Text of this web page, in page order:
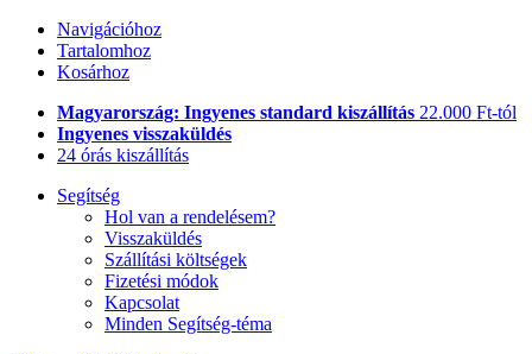
Navigációhoz
Tartalomhoz
Kosárhoz
Magyarország: Ingyenes standard kiszállítás 22.000 Ft-tól
Ingyenes visszaküldés
24 órás kiszállítás
Segítség
Hol van a rendelésem?
Visszaküldés
Szállítási költségek
Fizetési módok
Kapcsolat
Minden Segítség-téma